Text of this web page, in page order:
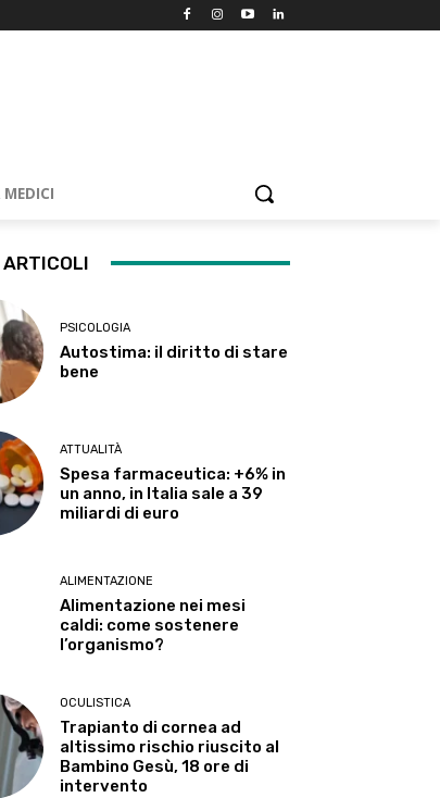
MEDICI
PSICOLOGIA
Autostima: il diritto di stare
bene
ATTUALITÀ
Spesa farmaceutica: +6% in
un anno, in Italia sale a 39
miliardi di euro
ALIMENTAZIONE
Alimentazione nei mesi
caldi: come sostenere
l’organismo?
OCULISTICA
Trapianto di cornea ad
altissimo rischio riuscito al
Bambino Gesù, 18 ore di
intervento